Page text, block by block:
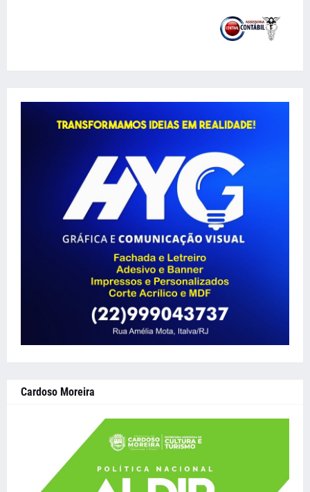
Cardoso Moreira